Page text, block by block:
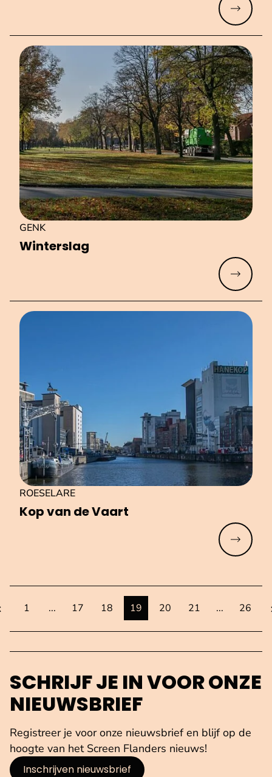
Meer
Winterslag
GENK
Meer
Kop van de Vaart
ROESELARE
Meer
pagina
pagina
1 toon meer pagina's voor de huidige
... pagina
17 pagina
18 pagina
19 pagina
20 pagina
21 toon meer
... totaal
26
SCHRIJF JE IN VOOR ONZE
NIEUWSBRIEF
Registreer je voor onze nieuwsbrief en blijf op de
hoogte van het Screen Flanders nieuws!
Inschrijven nieuwsbrief